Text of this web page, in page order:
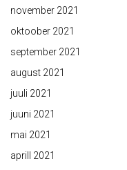
november 2021
oktoober 2021
september 2021
august 2021
juuli 2021
juuni 2021
mai 2021
aprill 2021